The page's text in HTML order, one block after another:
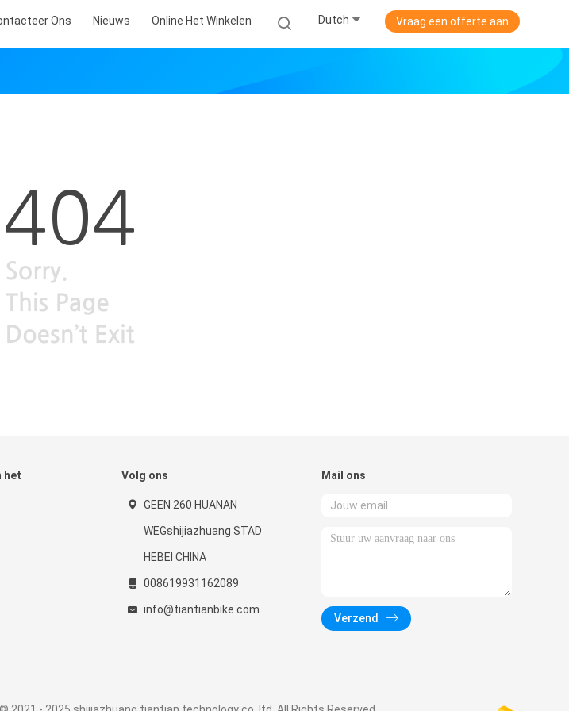
Ons Nieuws Online Het Winkelen Dutch Vraag een offerte aan
het Volg ons
GEEN 260 HUANAN
WEGshijiazhuang STAD
HEBEI CHINA
008619931162089
info@tiantianbike.com
Mail ons
Verzend